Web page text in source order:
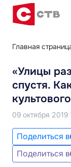
Главная
«Улицы
спустя.
09 октября 2019
Поделиться в
Поделиться в